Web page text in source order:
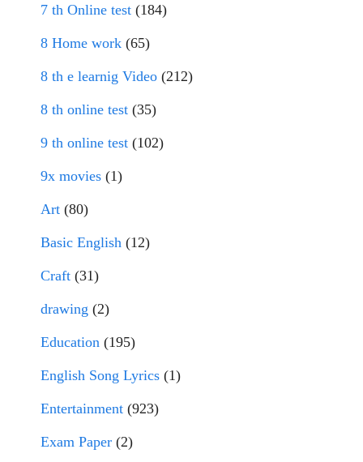
7 th Online test (184)
8 Home work (65)
8 th e learnig Video (212)
8 th online test (35)
9 th online test (102)
9x movies (1)
Art (80)
Basic English (12)
Craft (31)
drawing (2)
Education (195)
English Song Lyrics (1)
Entertainment (923)
Exam Paper (2)